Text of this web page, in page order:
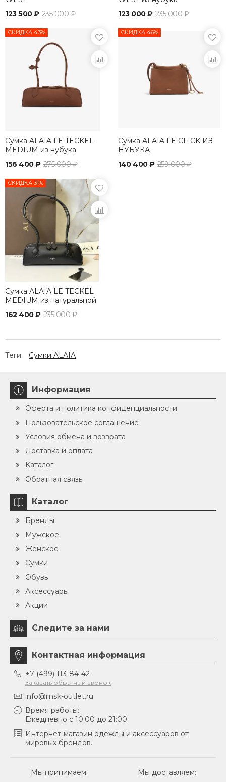
123 500 ₽ 235 000 ₽
123 000 ₽ 235 000 ₽
СКИДКА 43%
Сумка ALAIA LE TECKEL
MEDIUM из нубука
156 400 ₽ 275 000 ₽
СКИДКА 46%
Сумка ALAIA LE CLICK ИЗ
НУБУКА
140 400 ₽ 259 000 ₽
СКИДКА 31%
Сумка ALAIA LE TECKEL
MEDIUM из натуральной
162 400 ₽ 235 000 ₽
Теги: Сумки ALAIA
Информация
Оферта и политика конфиденциальности
Пользовательское соглашение
Условия обмена и возврата
Доставка и оплата
Каталог
Обратная связь
Каталог
Бренды
Мужское
Женское
Сумки
Обувь
Аксессуары
Акции
Следите за нами
Контактная информация
+7 (499) 113-84-42
Заказать обратный звонок
info@msk-outlet.ru
Время работы:
Ежедневно с 10:00 до 21:00
Интернет-магазин одежды и аксессуаров от
мировых брендов.
Мы принимаем: Мы доставляем: